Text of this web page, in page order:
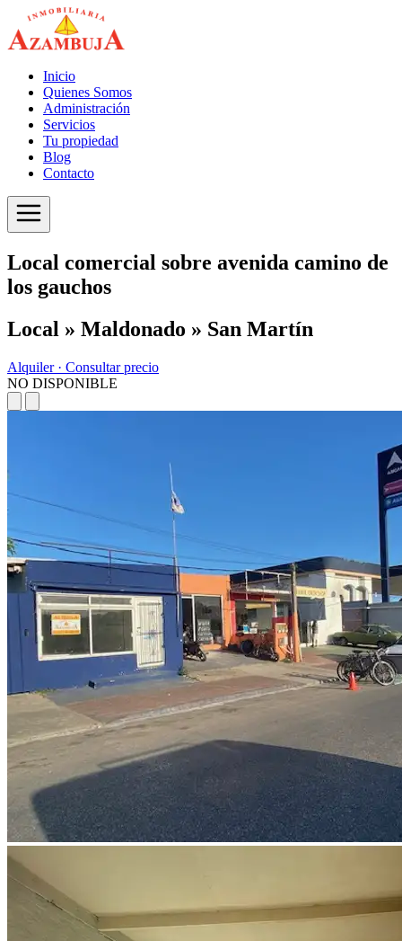
Inicio
Quienes Somos
Administración
Servicios
Tu propiedad
Blog
Contacto
Local comercial sobre avenida camino de
los gauchos
Local » Maldonado » San Martín
Alquiler · Consultar precio
NO DISPONIBLE